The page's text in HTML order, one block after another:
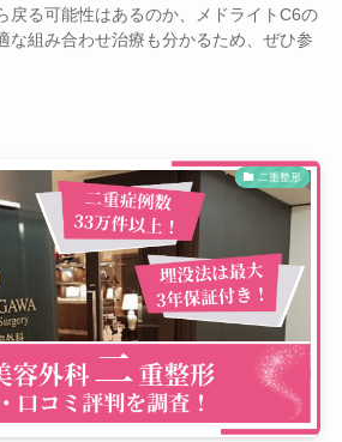
戻る可能性はあるのか、メドライトC6の
な組み合わせ治療も分かるため、ぜひ参
二重整形